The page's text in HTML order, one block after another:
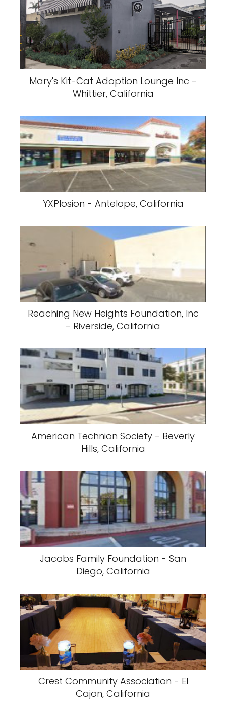
Mary's Kit-Cat Adoption Lounge Inc -
Whittier, California
YXPlosion - Antelope, California
Reaching New Heights Foundation, Inc
- Riverside, California
American Technion Society - Beverly
Hills, California
Jacobs Family Foundation - San
Diego, California
Crest Community Association - El
Cajon, California